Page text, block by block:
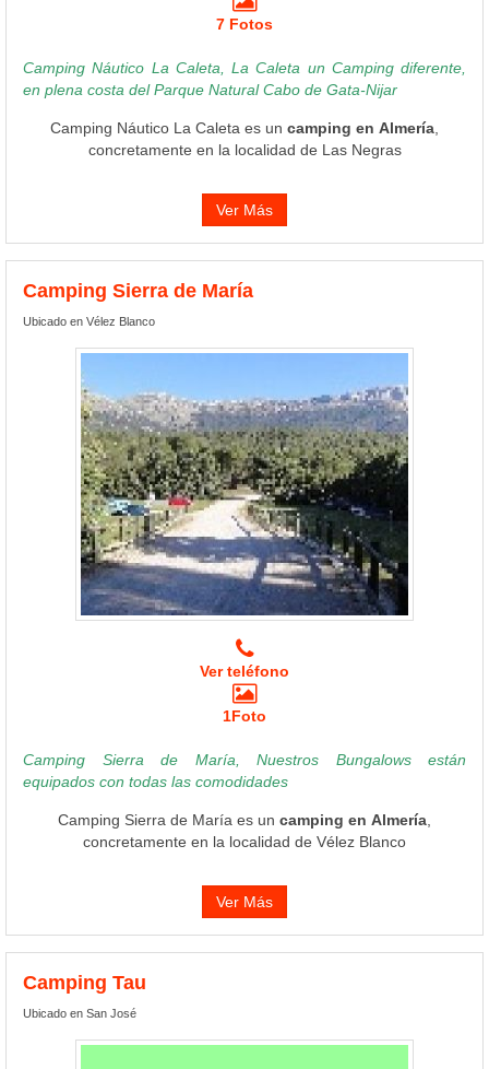
7 Fotos
Camping Náutico La Caleta, La Caleta un Camping diferente,
en plena costa del Parque Natural Cabo de Gata-Nijar
Camping Náutico La Caleta es un camping en Almería
concretamente en la localidad de Las Negras
Ver Más
Camping Sierra de María
Ubicado en Vélez Blanco
Ver teléfono
1Foto
Camping Sierra de María, Nuestros Bungalows están
equipados con todas las comodidades
Camping Sierra de María es un camping en Almería
concretamente en la localidad de Vélez Blanco
Ver Más
Camping Tau
Ubicado en San José